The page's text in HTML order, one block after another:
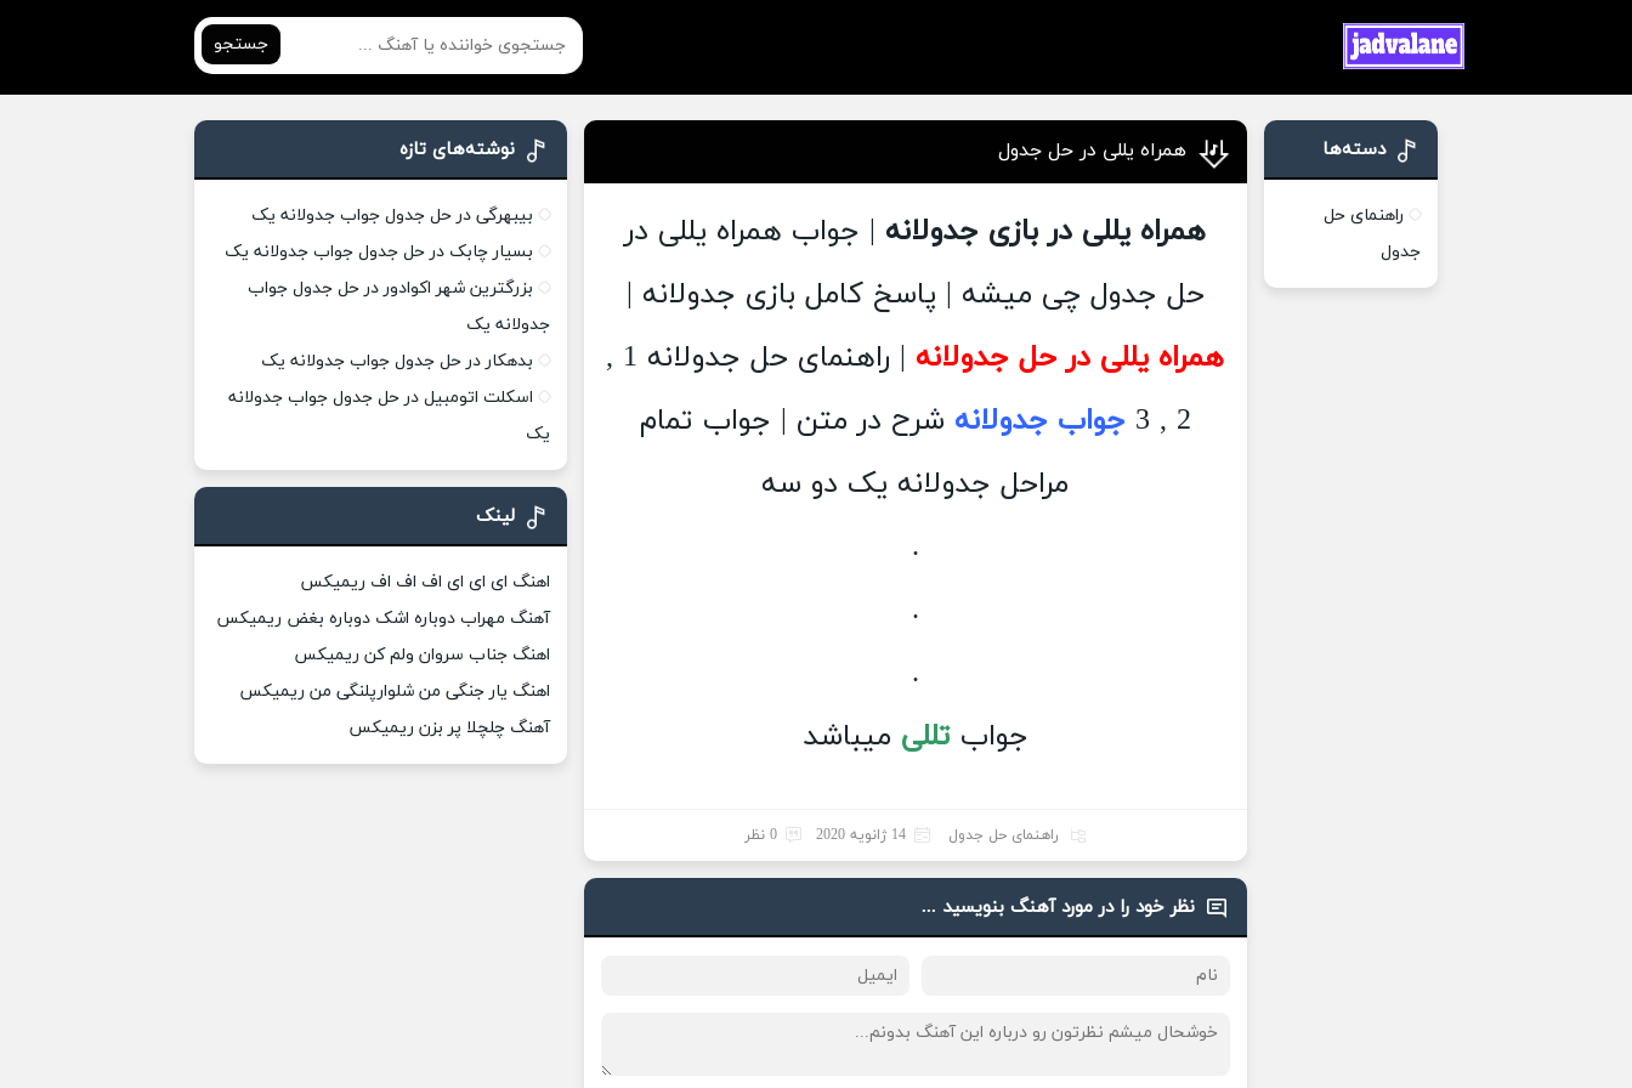
جستجو
همراه یللی در حل جدول
همراه یللی در بازی جدولانه | جواب همراه یللی در
حل جدول چی میشه | پاسخ کامل بازی جدولانه |
همراه یللی در حل جدولانه
| راهنمای حل جدولانه 1 ,
2 , 3
جواب جدولانه شرح در متن | جواب تمام
مراحل جدولانه یک دو سه
.
.
.
جوابتللی میباشد
راهنمای حل جدول 14 ژانویه 2020 0 نظر
نظر خود را در مورد آهنگ بنویسید ...
دسته‌ها
راهنمای حل
جدول
نوشته‌های تازه
بیبهرگی در حل جدول جواب جدولانه یک
بسیار چابک در حل جدول جواب جدولانه یک
بزرگترین شهر اکوادور در حل جدول جواب
جدولانه یک
بدهکار در حل جدول جواب جدولانه یک
اسکلت اتومبیل در حل جدول جواب جدولانه
یک
لینک
اهنگ ای ای ای اف اف اف ریمیکس
آهنگ مهراب دوباره اشک دوباره بغض ریمیکس
اهنگ جناب سروان ولم کن ریمیکس
اهنگ یار جنگی من شلوارپلنگی من ریمیکس
آهنگ چلچلا پر بزن ریمیکس